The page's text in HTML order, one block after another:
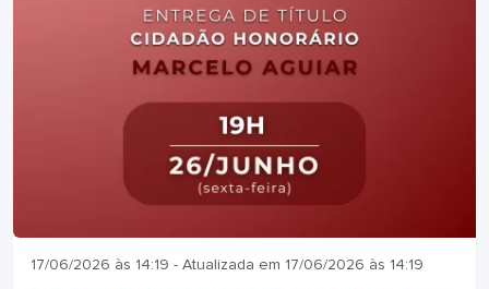
17/06/2026 às 14:19 - Atualizada em 17/06/2026 às 14:19